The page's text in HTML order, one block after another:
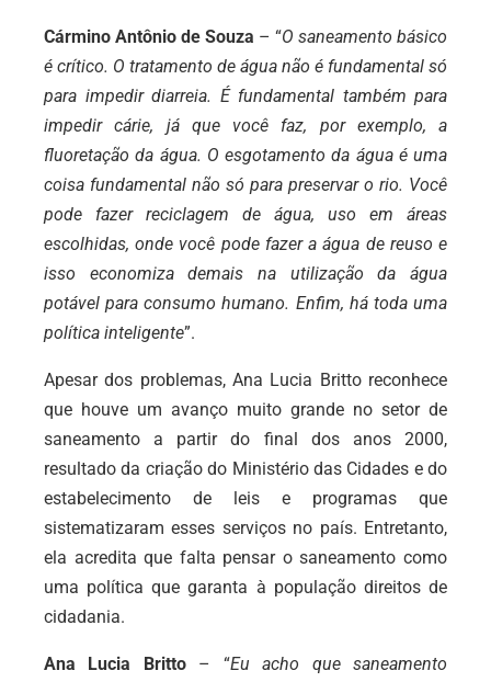
Cármino Antônio de Souza – “O saneamento básico
é crítico. O tratamento de água não é fundamental só
para impedir diarreia. É fundamental também para
impedir cárie, já que você faz, por exemplo, a
fluoretação da água. O esgotamento da água é uma
coisa fundamental não só para preservar o rio. Você
pode fazer reciclagem de água, uso em áreas
escolhidas, onde você pode fazer a água de reuso e
isso economiza demais na utilização da água
potável para consumo humano. Enfim, há toda uma
política inteligente”.
Apesar dos problemas, Ana Lucia Britto reconhece
que houve um avanço muito grande no setor de
saneamento a partir do final dos anos 2000,
resultado da criação do Ministério das Cidades e do
estabelecimento de leis e programas que
sistematizaram esses serviços no país. Entretanto,
ela acredita que falta pensar o saneamento como
uma política que garanta à população direitos de
cidadania.
Ana Lucia Britto– “Eu acho que saneamento